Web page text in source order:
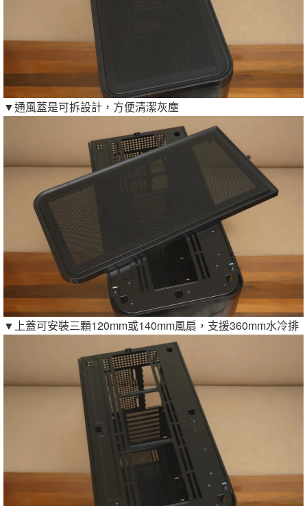
▼通風蓋是可拆設計，方便清潔灰塵
▼上蓋可安裝三顆120mm或140mm風扇，支援360mm水冷排